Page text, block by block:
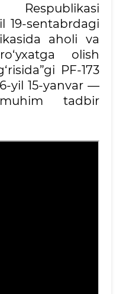
19-sentabrdagi
aholi va
olish
PF-173
yil 15-yanvar —
tadbir